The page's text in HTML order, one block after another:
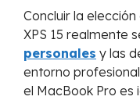
Concluir la
XPS 15 realmente
personales y las
entorno
el MacBook Pro es